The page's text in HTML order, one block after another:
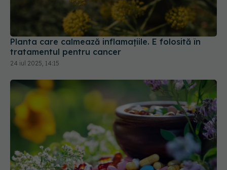
Planta care calmează inflamațiile. E folosită în
tratamentul pentru cancer
24 iul 2025, 14:15